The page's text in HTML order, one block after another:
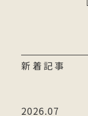
新着記事
2026.07